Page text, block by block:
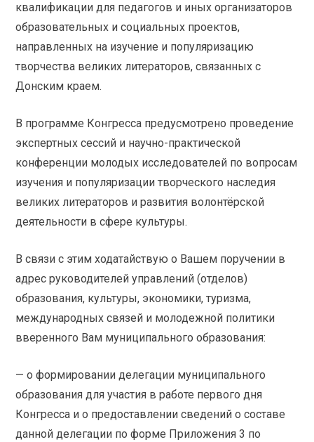
квалификации для педагогов и иных организаторов
образовательных и социальных проектов,
направленных на изучение и популяризацию
творчества великих литераторов, связанных с
Донским краем.
В программе Конгресса предусмотрено проведение
экспертных сессий и научно-практической
конференции молодых исследователей по вопросам
изучения и популяризации творческого наследия
великих литераторов и развития волонтёрской
деятельности в сфере культуры.
В связи с этим ходатайствую о Вашем поручении в
адрес руководителей управлений (отделов)
образования, культуры, экономики, туризма,
международных связей и молодежной политики
вверенного Вам муниципального образования:
— о формировании делегации муниципального
образования для участия в работе первого дня
Конгресса и о предоставлении сведений о составе
данной делегации по форме Приложения 3 по